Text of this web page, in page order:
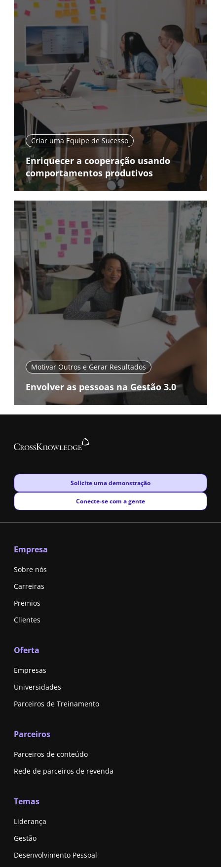
Criar uma Equipe de Sucesso
Enriquecer a cooperação usando
comportamentos produtivos
Motivar Outros e Gerar Resultados
Envolver as pessoas na Gestão 3.0
New window
Solicite uma demonstração
New window
Conecte-se com a gente
Empresa
Sobre nós
Carreiras
Premios
Clientes
Oferta
Empresas
Universidades
Parceiros de Treinamento
Parceiros
Parceiros de conteúdo
Rede de parceiros de revenda
Temas
Liderança
Gestão
Desenvolvimento Pessoal